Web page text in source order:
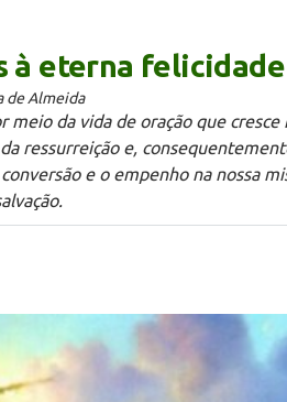
à eterna felicidade
de Almeida
meio da vida de oração que cresce
ressurreição e,
e o empenho na nossa